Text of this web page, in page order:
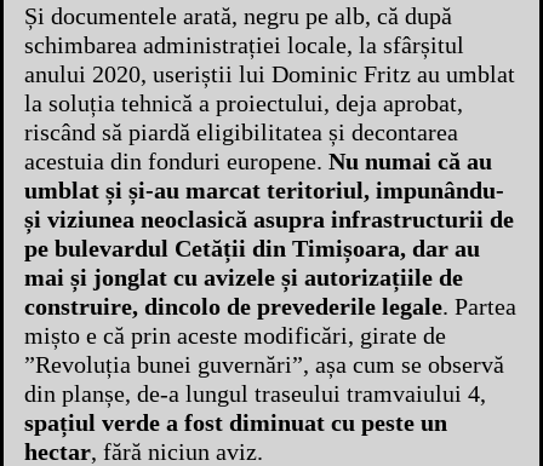
Și documentele arată, negru pe alb, că după
schimbarea administrației locale, la sfârșitul
anului 2020, useriștii lui Dominic Fritz au umblat
la soluția tehnică a proiectului, deja aprobat,
riscând să piardă eligibilitatea și decontarea
acestuia din fonduri europene. Nu numai că au
umblat și și-au marcat teritoriul, impunându-
și viziunea neoclasică asupra infrastructurii de
pe bulevardul Cetății din Timișoara, dar au
mai și jonglat cu avizele și autorizațiile de
construire, dincolo de prevederile legale. Partea
mișto e că prin aceste modificări, girate de
”Revoluția bunei guvernări”, așa cum se observă
din planșe, de-a lungul traseului tramvaiului 4,
spațiul verde a fost diminuat cu peste un
hectar, fără niciun aviz.